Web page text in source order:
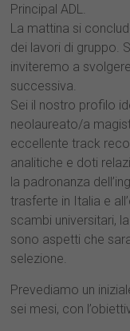
Principal ADL.
La mattina si
dei lavori di gruppo.
inviteremo a
successiva.
Sei il nostro profilo
neolaureato/a
eccellente track
analitiche e doti
la padronanza
trasferte in Italia e
scambi universitari,
sono aspetti che
selezione.
Prevediamo un
sei mesi, con